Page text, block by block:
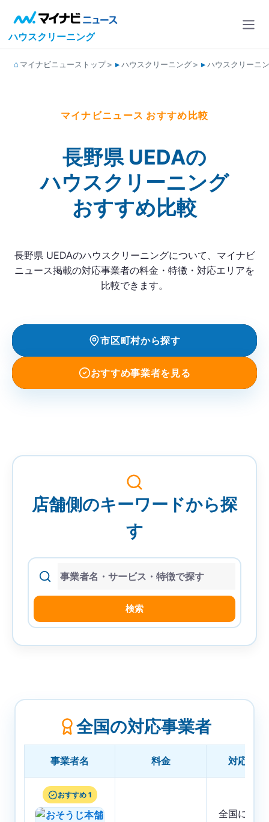
ハウスクリーニング
マイナビニューストップ ハウスクリーニング ハウスクリーニ
マイナビニュース おすすめ比較
長野県 UEDAの
ハウスクリーニング
おすすめ比較
長野県 UEDAのハウスクリーニングについて、マイナビ
ニュース掲載の対応事業者の料金・特徴・対応エリアを
比較できます。
市区町村から探す
おすすめ事業者を見る
店舗側のキーワードから探
す
事
検索
全国の対応事業者
事業者名 料金 対応エリ
おすすめ 1
全国に店舗